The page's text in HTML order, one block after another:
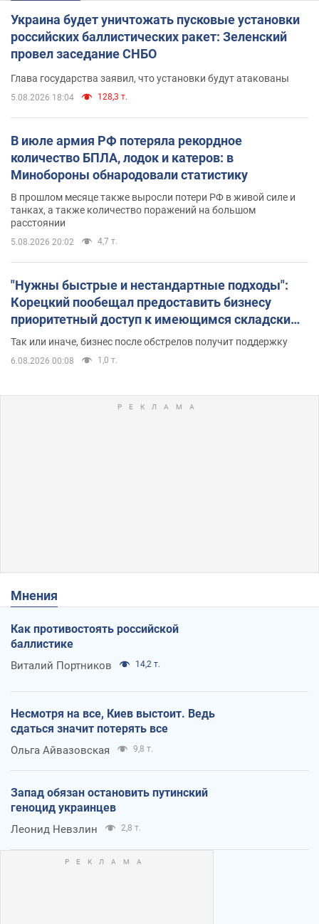
Украина будет уничтожать пусковые установки
российских баллистических ракет: Зеленский
провел заседание СНБО
Глава государства заявил, что установки будут атакованы
5.08.2026 18:04 128,3 т.
В июле армия РФ потеряла рекордное
количество БПЛА, лодок и катеров: в
Минобороны обнародовали статистику
В прошлом месяце также выросли потери РФ в живой силе и
танках, а также количество поражений на большом
расстоянии
5.08.2026 20:02 4,7 т.
"Нужны быстрые и нестандартные подходы":
Корецкий пообещал предоставить бизнесу
приоритетный доступ к имеющимся складским
помещениям
Так или иначе, бизнес после обстрелов получит поддержку
6.08.2026 00:08 1,0 т.
Мнения
Как противостоять российской
баллистике
Виталий Портников 14,2 т.
Несмотря на все, Киев выстоит. Ведь
сдаться значит потерять все
Ольга Айвазовская 9,8 т.
Запад обязан остановить путинский
геноцид украинцев
Леонид Невзлин 2,8 т.